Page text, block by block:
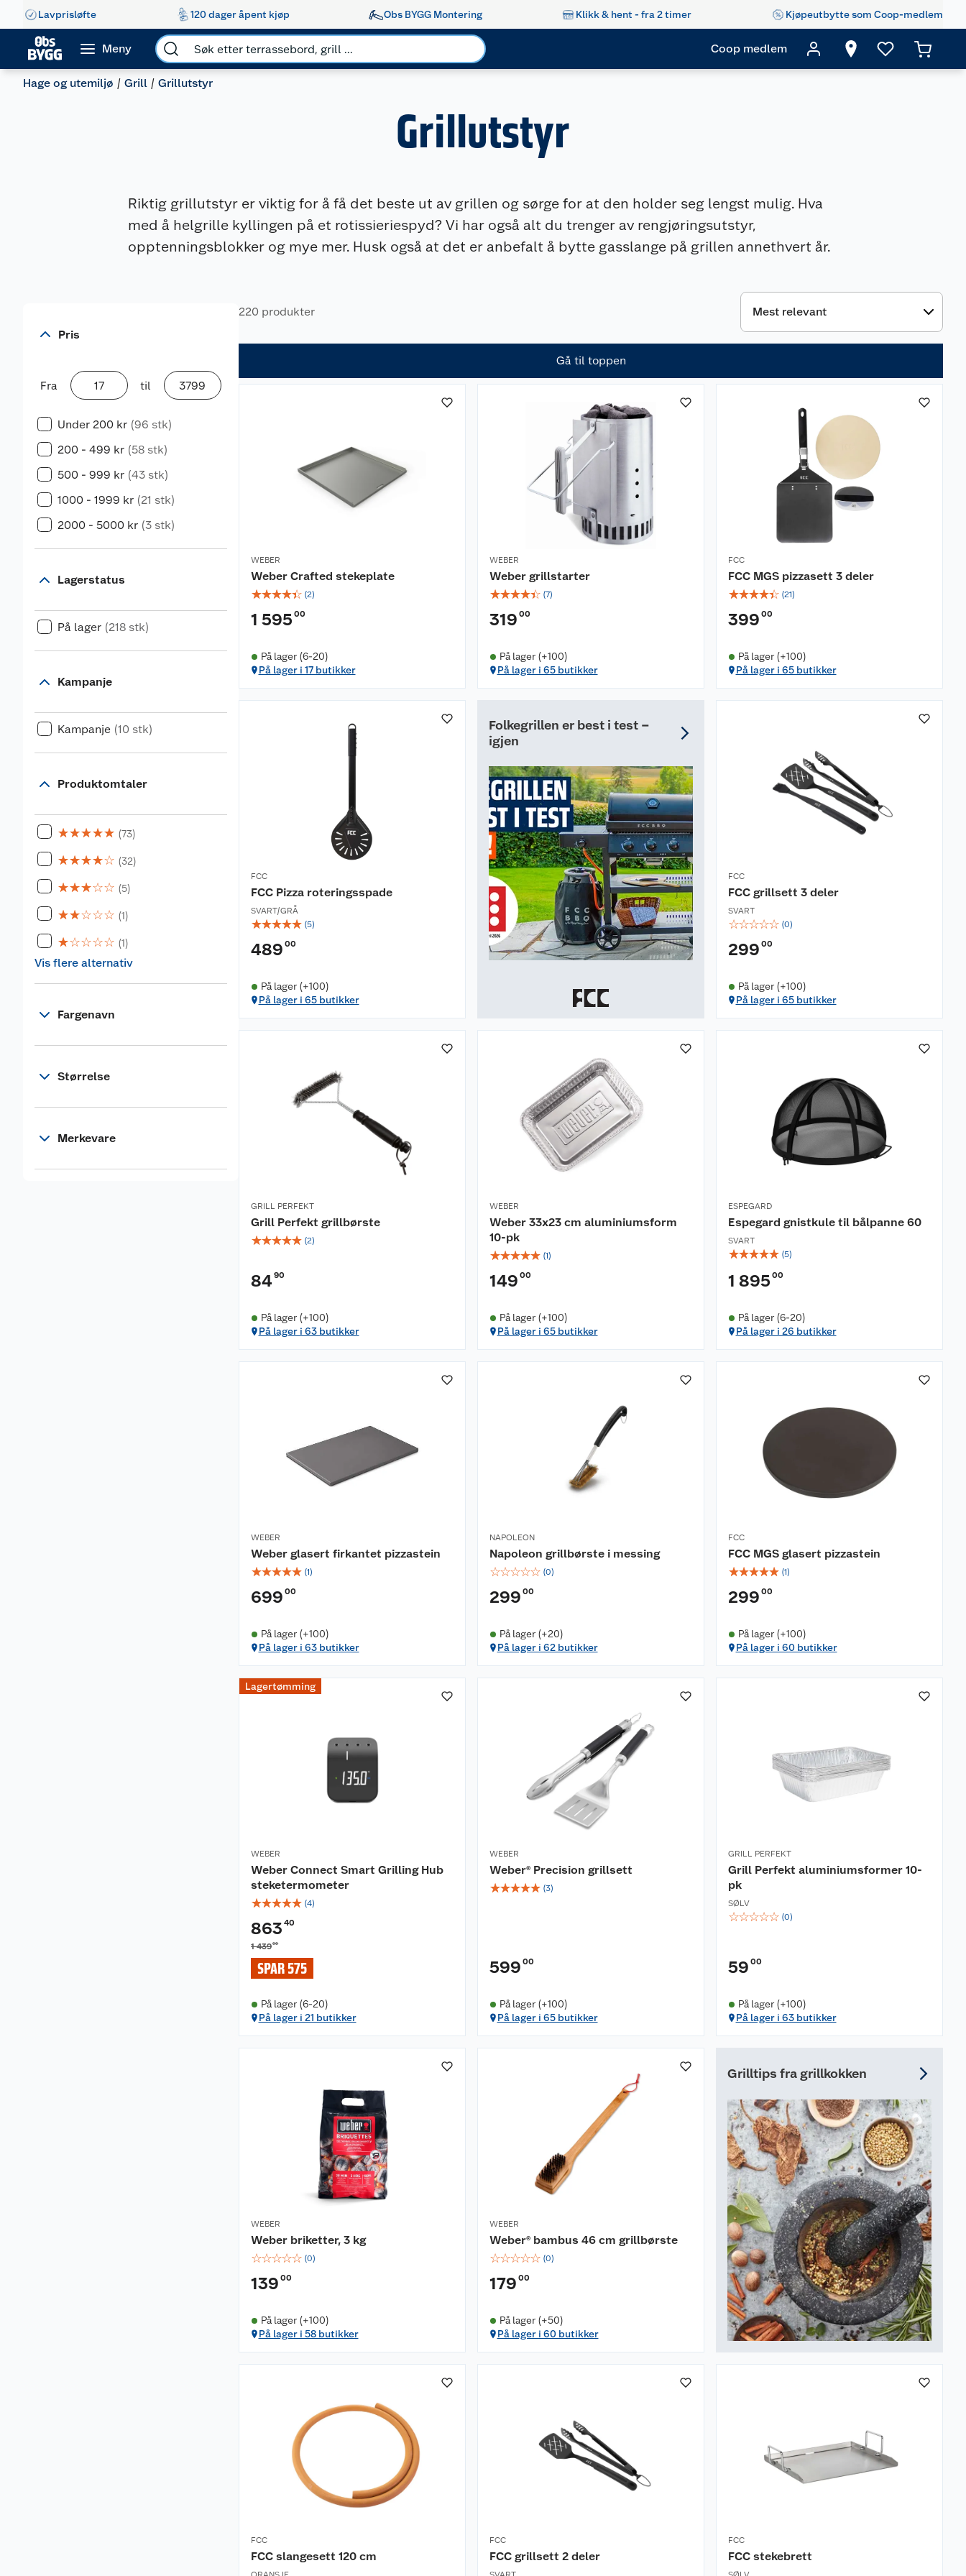
Lavprisløfte 120 dager åpent kjøp Obs BYGG Montering Klikk & hent - fra 2 timer Kjøpeutbytte som Coop-medlem
Meny Coop medlem
Hage og utemiljø Grill Grillutstyr
Grillutstyr
Riktig grillutstyr er viktig for å få det beste ut av grillen og sørge for at den holder seg lengst mulig. Hva
med å helgrille kyllingen på et rotissieriespyd? Vi har også alt du trenger av rengjøringsutstyr,
opptenningsblokker og mye mer. Husk også at det er anbefalt å bytte gasslange på grillen annethvert år.
Pris
Fra til
Under 200 kr (96 stk)
200 - 499 kr (58 stk)
500 - 999 kr (43 stk)
1000 - 1999 kr (21 stk)
2000 - 5000 kr (3 stk)
Lagerstatus
På lager (218 stk)
Kampanje
Kampanje (10 stk)
Produktomtaler
☆☆☆☆☆ (73)
☆☆☆☆☆ (32)
☆☆☆☆☆ (5)
☆☆☆☆☆ (1)
☆☆☆☆☆ (1)
Vis flere alternativ
Fargenavn
Størrelse
Merkevare
220 produkter
Gå til toppen
WEBER
Weber Crafted stekeplate
☆☆☆☆☆ (2)
1 595 00
På lager (6-20)
På lager i 17 butikker
WEBER
Weber grillstarter
☆☆☆☆☆ (7)
319 00
På lager (+100)
På lager i 65 butikker
FCC
FCC MGS pizzasett 3 deler
☆☆☆☆☆ (21)
399 00
På lager (+100)
På lager i 65 butikker
FCC
FCC Pizza roteringsspade
SVART/GRÅ
☆☆☆☆☆ (5)
489 00
På lager (+100)
På lager i 65 butikker
Folkegrillen er best i test –
igjen
FCC
FCC grillsett 3 deler
SVART
☆☆☆☆☆ (0)
299 00
På lager (+100)
På lager i 65 butikker
GRILL PERFEKT
Grill Perfekt grillbørste
☆☆☆☆☆ (2)
8490
På lager (+100)
På lager i 63 butikker
WEBER
Weber 33x23 cm aluminiumsform
10-pk
☆☆☆☆☆ (1)
149 00
På lager (+100)
På lager i 65 butikker
ESPEGARD
Espegard gnistkule til bålpanne 60
SVART
☆☆☆☆☆ (5)
1 895 00
På lager (6-20)
På lager i 26 butikker
WEBER
Weber glasert firkantet pizzastein
☆☆☆☆☆ (1)
699 00
På lager (+100)
På lager i 63 butikker
NAPOLEON
Napoleon grillbørste i messing
☆☆☆☆☆ (0)
299 00
På lager (+20)
På lager i 62 butikker
FCC
FCC MGS glasert pizzastein
☆☆☆☆☆ (1)
299 00
På lager (+100)
På lager i 60 butikker
Lagertømming
WEBER
Weber Connect Smart Grilling Hub
steketermometer
☆☆☆☆☆ (4)
863 40
1 43900
SPAR 575
På lager (6-20)
På lager i 21 butikker
WEBER
Weber® Precision grillsett
☆☆☆☆☆ (3)
599 00
På lager (+100)
På lager i 65 butikker
GRILL PERFEKT
Grill Perfekt aluminiumsformer 10-
pk
SØLV
☆☆☆☆☆ (0)
59 00
På lager (+100)
På lager i 63 butikker
WEBER
Weber briketter, 3 kg
☆☆☆☆☆ (0)
139 00
På lager (+100)
På lager i 58 butikker
WEBER
Weber® bambus 46 cm grillbørste
☆☆☆☆☆ (0)
179 00
På lager (+50)
På lager i 60 butikker
Grilltips fra grillkokken
FCC
FCC slangesett 120 cm
FCC
FCC grillsett 2 deler
FCC
FCC stekebrett